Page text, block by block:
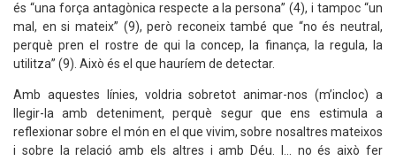
és “una força antagònica respecte a la persona” (4), i tampoc “un
mal, en si mateix” (9), però reconeix també que “no és neutral,
perquè pren el rostre de qui la concep, la finança, la regula, la
utilitza” (9). Això és el que hauríem de detectar.
Amb aquestes línies, voldria sobretot animar-nos (m’incloc) a
llegir-la amb deteniment, perquè segur que ens estimula a
reflexionar sobre el món en el que vivim, sobre nosaltres mateixos
i sobre la relació amb els altres i amb Déu. I... no és això fer